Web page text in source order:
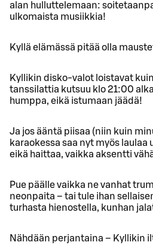
alan hulluttelemaan:
ulkomaista musiikkia!
Kyllä elämässä pitää olla
Kyllikin disko-valot loistavat
tanssilattia kutsuu klo 21:00
humppa, eikä istumaan jäädä!
Ja jos ääntä piisaa (niin kuin
karaokessa saa nyt myös
eikä haittaa, vaikka aksentti
Pue päälle vaikka ne vanhat
neonpaita – tai tule ihan
turhasta hienostella, kunhan
Nähdään perjantaina – Kyllikin